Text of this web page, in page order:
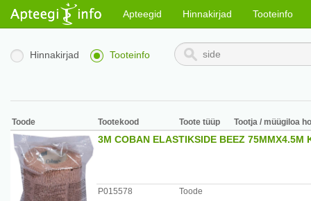
Apteegid Hinnakirjad Tooteinfo
Hinnakirjad Tooteinfo
Toode Tootekood Toote tüüp Tootja / müügiloa
3M COBAN ELASTIKSIDE BEEZ 75MMX4.5M
P015578 Toode